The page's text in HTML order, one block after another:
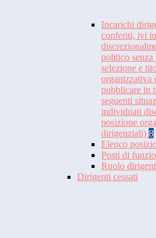
Incarichi
conferiti, ivi
politico senza
selezione e
organizzativa
pubblicare in
seguenti
individuati
posizione
dirigenziali) 8
Elenco
Posti di
Ruolo
Dirigenti cessati